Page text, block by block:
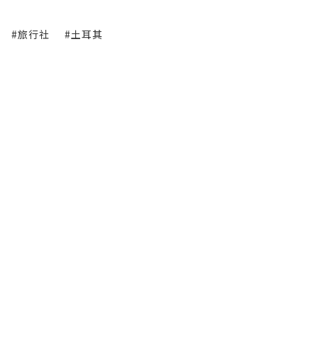
#旅行社 #土耳其